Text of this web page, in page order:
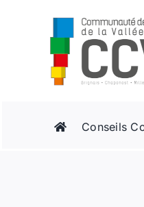
Conseils